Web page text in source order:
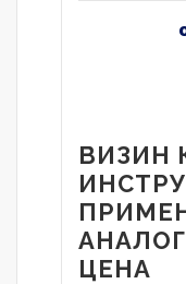
ВИЗИН
ЦЕНА